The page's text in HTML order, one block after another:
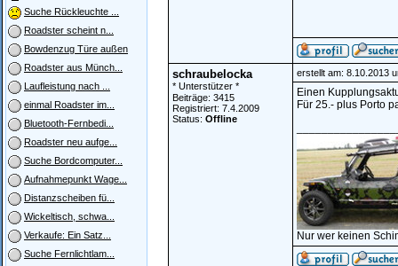
Suche Rückleuchte ...
Roadster scheint n...
Bowdenzug Türe außen
Roadster aus Münch...
Laufleistung nach ...
einmal Roadster im...
Bluetooth-Fernbedi...
Roadster neu aufge...
Suche Bordcomputer...
Aufnahmepunkt Wage...
Distanzscheiben fü...
Wickeltisch, schwa...
Verkaufe: Ein Satz...
Suche Fernlichtlam...
schraubelocka
* Unterstützer *
Beiträge: 3415
Registriert: 7.4.2009
Status: Offline
erstellt am: 8.10.2013
Einen
Für 25.- plus Porto
Nur wer keinen